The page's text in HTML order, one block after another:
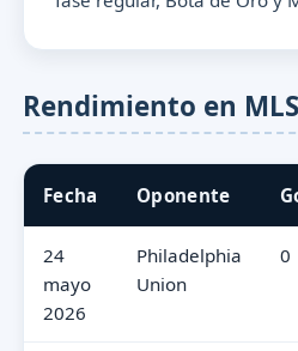
Rendimiento en
Fecha Oponente
24
mayo
2026
Philadelphia
Union
0